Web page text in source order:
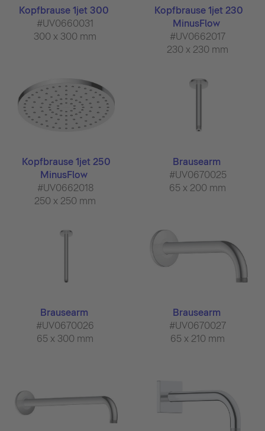
Kopfbrause 1jet 300
#UV0660031
300 x 300 mm
Kopfbrause 1jet 230
MinusFlow
#UV0662017
230 x 230 mm
Kopfbrause 1jet 250
MinusFlow
#UV0662018
250 x 250 mm
Brausearm
#UV0670025
65 x 200 mm
Brausearm
#UV0670026
65 x 300 mm
Brausearm
#UV0670027
65 x 210 mm